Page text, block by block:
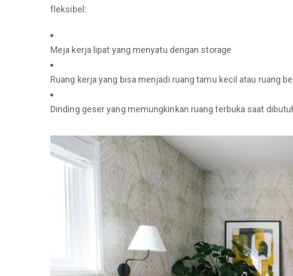
fleksibel:
Meja kerja lipat yang menyatu dengan storage
Ruang kerja yang bisa menjadi ruang tamu kecil atau ruang
Dinding geser yang memungkinkan ruang terbuka saat